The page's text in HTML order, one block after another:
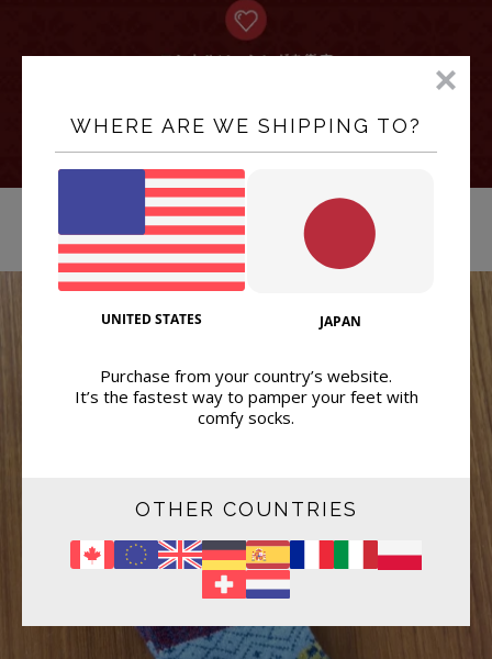
WHERE ARE WE SHIPPING TO?
UNITED STATES JAPAN
Purchase from your country’s website.
It’s the fastest way to pamper your feet with
comfy socks.
OTHER COUNTRIES